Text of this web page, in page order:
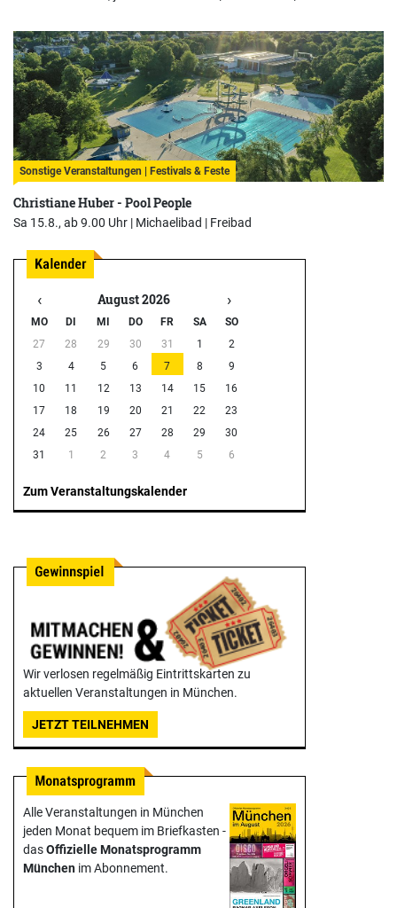
Sonstige Veranstaltungen | Festivals & Feste
Christiane Huber - Pool People
Sa 15.8., ab 9.00 Uhr | Michaelibad | Freibad
‹ August 2026 ›
MO DI MI DO FR SA
SO
27
28 29 30 31 1
2
3
4 5 6 7 8
9
10
11 12 13 14 15
16
17
18 19 20 21 22
23
24
25 26 27 28 29
30
31
1 2 3 4 5 6
Zum Veranstaltungskalender
Wir verlosen regelmäßig Eintrittskarten zu
aktuellen Veranstaltungen in München.
JETZT TEILNEHMEN
Alle Veranstaltungen in München
jeden Monat bequem im Briefkasten -
dasOffizielle Monats­programm
München im Abonnement.